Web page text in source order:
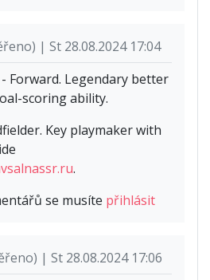
| St 28.08.2024 17:04
Forward. Legendary better
scoring ability.
Key playmaker with
.
se musíte přihlásit
| St 28.08.2024 17:06